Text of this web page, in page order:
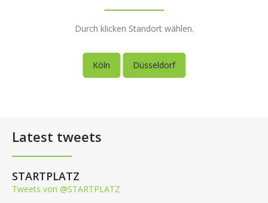
Durch klicken Standort wählen.
Köln Düsseldorf
Latest tweets
STARTPLATZ
Tweets von @STARTPLATZ